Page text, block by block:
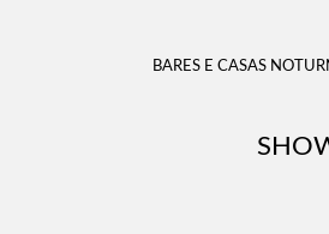
BARES E CASAS